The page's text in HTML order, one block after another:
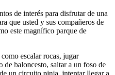
de interés para disfrutar de una
que usted y sus compañeros de
este magnífico parque de
escalar rocas, jugar
baloncesto, saltar a un foso de
un circuito ninja, intentar llegar a